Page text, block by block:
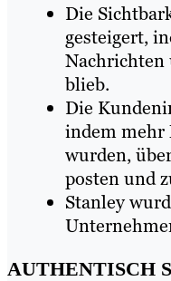
Die
gesteigert,
blieb.
Die
indem mehr
wurden,
posten und
Stanley
AUTHENTISCH